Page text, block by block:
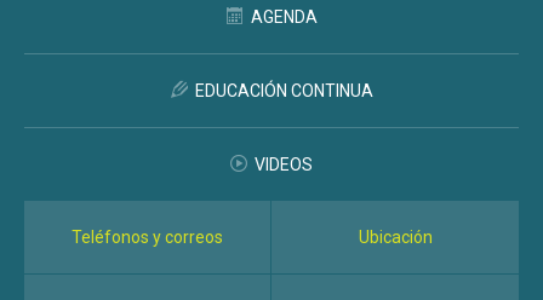
AGENDA
EDUCACIÓN CONTINUA
VIDEOS
Teléfonos y correos Ubicación